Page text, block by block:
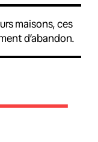
maisons, ces
d’abandon.